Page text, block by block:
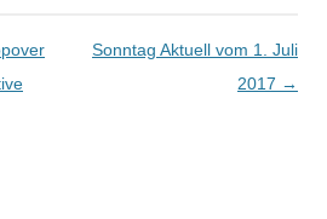
Sonntag Aktuell vom 1. Juli
2017 →